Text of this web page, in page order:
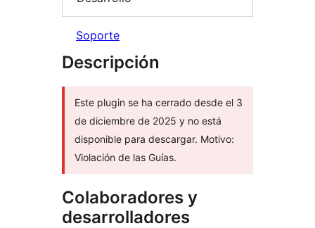
Soporte
Descripción
Este plugin se ha cerrado desde el 3
de diciembre de 2025 y no está
disponible para descargar. Motivo:
Violación de las Guías.
Colaboradores y
desarrolladores